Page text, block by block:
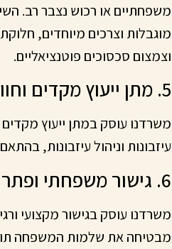
משפחתיים או רכוש נצבר רב.
מוגבלות וצרכים מיוחדים,
וצמצום סכסוכים פוטנציאליים.
5. מתן ייעוץ מקדים וחוות דעת בתחום הירושה
משרדנו עוסק במתן ייעוץ
עיזבונות וניהול עיזבונות,
6. גישור משפחתי ופתרון סכסוכים
משרדנו עוסק בגישור מקצועי
מבטיחה את שלמות המשפחה